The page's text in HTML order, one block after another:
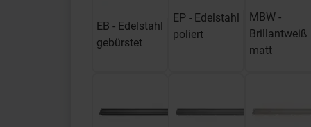
EB - Edelstahl
gebürstet
EP - Edelstahl
poliert
MBW -
Brillantweiß
matt